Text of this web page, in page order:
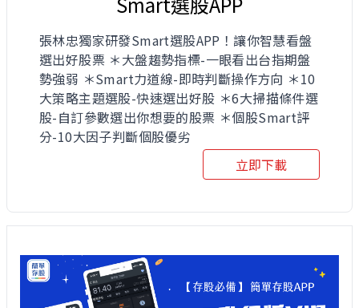
張林忠獨家研發Smart選股APP！讓你智慧看盤
選出好股票 ＊大盤趨勢指標-一眼看出台指期盤
勢強弱 ＊Smart力道線-即時判斷操作方向 ＊10
大策略主題選股-快速選出好股 ＊6大掃描條件選
股-自訂參數選出你想要的股票 ＊個股Smart評
分-10大因子判斷個股優劣
立即下載